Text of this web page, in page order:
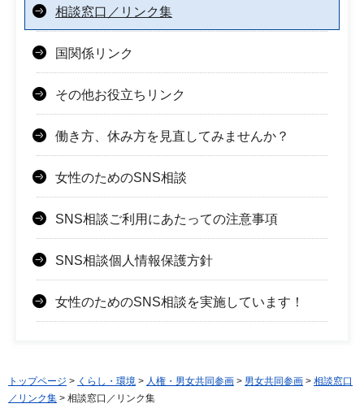
相談窓口／リンク集
国関係リンク
その他お役立ちリンク
働き方、休み方を見直してみませんか？
女性のためのSNS相談
SNS相談ご利用にあたっての注意事項
SNS相談個人情報保護方針
女性のためのSNS相談を実施しています！
トップページ > くらし・環境 > 人権・男女共同参画 > 男女共同参画 > 相談窓口
／リンク集 > 相談窓口／リンク集